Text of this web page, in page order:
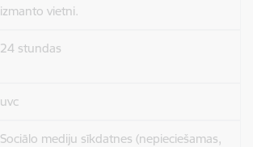
izmanto vietni.
24 stundas
uvc
Sociālo mediju sīkdatnes (nepieciešamas,